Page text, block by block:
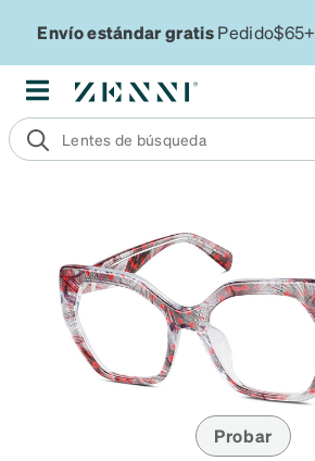
Envío estándar gratisPedido$65+
Probar